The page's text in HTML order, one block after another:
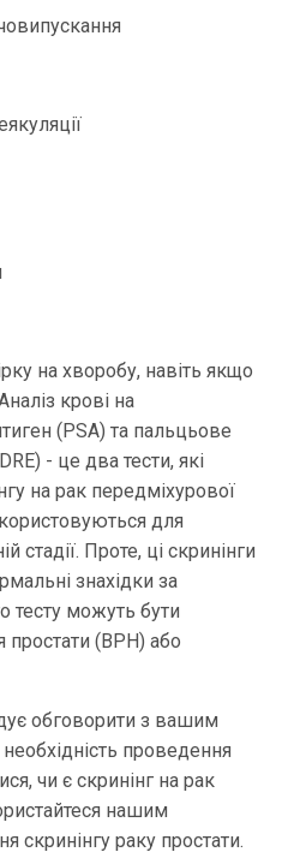
на хворобу, навіть якщо
крові на
(PSA) та пальцьове
- це два тести, які
на рак передміхурової
для
стадії. Проте, ці скринінги
знахідки за
тесту можуть бути
(BPH) або
обговорити з вашим
проведення
чи є скринінг на рак
нашим
скринінгу раку простати.